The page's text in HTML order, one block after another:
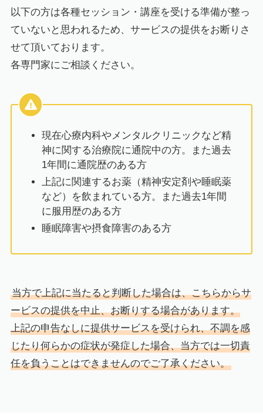
以下の方は各種セッション・講座を受ける準備が整っ
ていないと思われるため、サービスの提供をお断りさ
せて頂いております。
各専門家にご相談ください。
現在心療内科やメンタルクリニックなど精
神に関する治療院に通院中の方。また過去
1年間に通院歴のある方
上記に関連するお薬（精神安定剤や睡眠薬
など）を飲まれている方。また過去1年間
に服用歴のある方
睡眠障害や摂食障害のある方
当方で上記に当たると判断した場合は、こちらからサ
ービスの提供を中止、お断りする場合があります。
上記の申告なしに提供サービスを受けられ、不調を感
じたり何らかの症状が発症した場合、当方では一切責
任を負うことはできませんのでご了承ください。